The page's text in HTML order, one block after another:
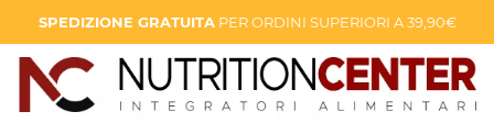
SPEDIZIONE GRATUITAPER ORDINI SUPERIORI A 39,90€